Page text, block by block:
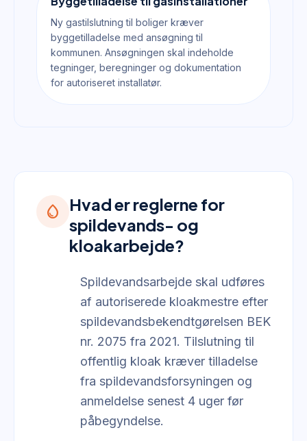
Ny gastilslutning til boliger kræver
byggetilladelse med ansøgning til
kommunen. Ansøgningen skal indeholde
tegninger, beregninger og dokumentation
for autoriseret installatør.
water_drop
Hvad er reglerne for
spildevands- og
kloakarbejde?
Spildevandsarbejde skal udføres
af autoriserede kloakmestre efter
spildevandsbekendtgørelsen BEK
nr. 2075 fra 2021. Tilslutning til
offentlig kloak kræver tilladelse
fra spildevandsforsyningen og
anmeldelse senest 4 uger før
påbegyndelse.